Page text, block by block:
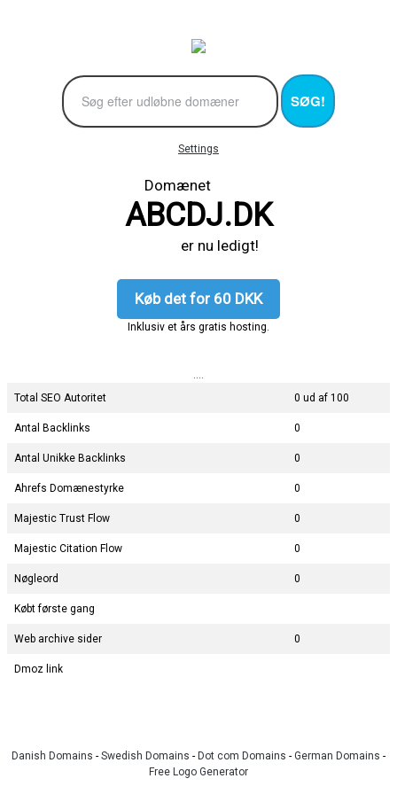
SØG!
Settings
Domænet
ABCDJ.DK
er nu ledigt!
Køb det for 60 DKK
Inklusiv et års gratis hosting.
Total SEO Autoritet
0 ud af 100
Antal Backlinks 0
Antal Unikke Backlinks 0
Ahrefs Domænestyrke 0
Majestic Trust Flow 0
Majestic Citation Flow 0
Nøgleord 0
Købt første gang
Web archive sider 0
Dmoz link
Danish Domains - Swedish Domains - Dot com Domains - German Domains -
Free Logo Generator